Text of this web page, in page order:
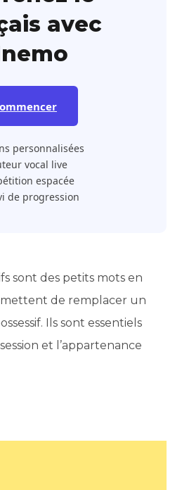
avec
personnalisées
vocal live
espacée
de progression
sont des petits mots en
de remplacer un
Ils sont essentiels
et l’appartenance